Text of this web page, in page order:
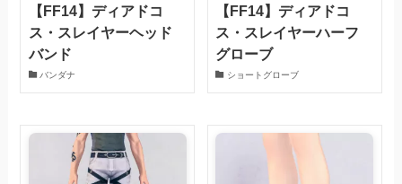
【FF14】ディアドコ
ス・スレイヤーヘッド
バンド
バンダナ
【FF14】ディアドコ
ス・スレイヤーハーフ
グローブ
ショートグローブ